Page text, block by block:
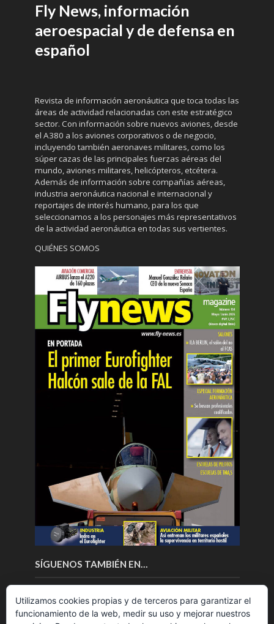
Fly News, información
aeroespacial y de defensa en
español
Revista de información aeronáutica que toca todas las
áreas de actividad relacionadas con este estratégico
sector. Con información sobre nuevos aviones, desde
el A380 a los aviones corporativos o de negocio,
incluyendo también aeronaves militares, como los
súper cazas de las principales fuerzas aéreas del
mundo, aviones militares, helicópteros, etcétera.
Además de información sobre compañías aéreas,
industria aeronáutica nacional e internacional y
reportajes de interés humano, para los que
seleccionamos a los personajes más representativos
de la actividad aeronáutica en todas sus vertientes.
QUIÉNES SOMOS
SÍGUENOS TAMBIÉN EN…
Utilizamos cookies propias y de terceros para garantizar el
funcionamiento de la web, medir su uso y mejorar nuestros